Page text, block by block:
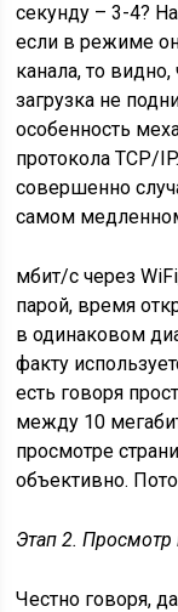
секунду – 3-4?
если в режиме
канала, то
загрузка не
особенность
протокола TCP/
совершенно
самом
мбит/с через
парой, время
в одинаковом
факту
есть говоря
между 10
просмотре
объективно.
Этап 2. Просмотр
Честно говоря,